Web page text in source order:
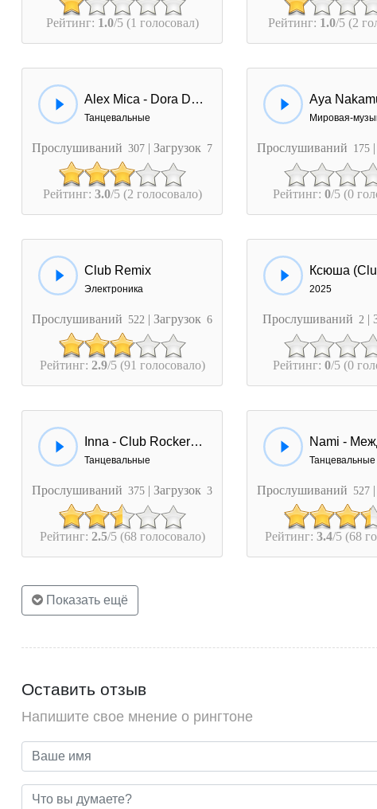
Рейтинг: 1.0/5 (1 голосовал) Рейтинг: 1.0/5 (2
Alex Mica - Dora Dora
Танцевальные
Прослушиваний 307 | Загрузок 7
Рейтинг: 3.0/5 (2 голосовало)
Мировая-
Прослушиваний 175
Рейтинг: 0/5 (0
Club Remix
Электроника
Прослушиваний 522 | Загрузок 6
Рейтинг: 2.9/5 (91 голосовало)
Ксюша
2025
Прослушиваний 2 |
Рейтинг: 0/5 (0
Inna - Club Rocker (Odd Remix)
Танцевальные
Прослушиваний 375 | Загрузок 3
Рейтинг: 2.5/5 (68 голосовало)
Танцевальные
Прослушиваний 527
Рейтинг: 3.4/5 (68
Показать ещё
Оставить отзыв
Напишите свое мнение о рингтоне